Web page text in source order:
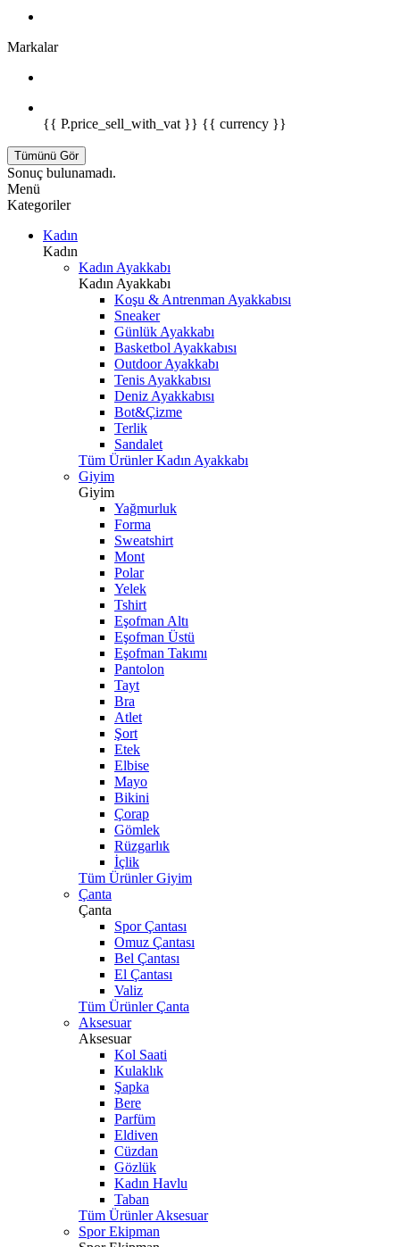
Markalar
{{ P.price_sell_with_vat }} {{ currency }}
Tümünü Gör
Sonuç bulunamadı.
Menü
Kategoriler
Kadın
Kadın
Kadın Ayakkabı
Kadın Ayakkabı
Koşu & Antrenman Ayakkabısı
Sneaker
Günlük Ayakkabı
Basketbol Ayakkabısı
Outdoor Ayakkabı
Tenis Ayakkabısı
Deniz Ayakkabısı
Bot&Çizme
Terlik
Sandalet
Tüm Ürünler Kadın Ayakkabı
Giyim
Giyim
Yağmurluk
Forma
Sweatshirt
Mont
Polar
Yelek
Tshirt
Eşofman Altı
Eşofman Üstü
Eşofman Takımı
Pantolon
Tayt
Bra
Atlet
Şort
Etek
Elbise
Mayo
Bikini
Çorap
Gömlek
Rüzgarlık
İçlik
Tüm Ürünler Giyim
Çanta
Çanta
Spor Çantası
Omuz Çantası
Bel Çantası
El Çantası
Valiz
Tüm Ürünler Çanta
Aksesuar
Aksesuar
Kol Saati
Kulaklık
Şapka
Bere
Parfüm
Eldiven
Cüzdan
Gözlük
Kadın Havlu
Taban
Tüm Ürünler Aksesuar
Spor Ekipman